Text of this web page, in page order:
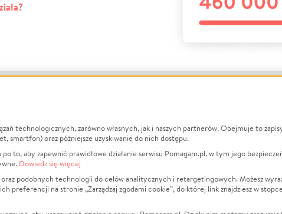
to działa?
Prywatności
O nas
Opinie
Raporty
Za darmo
Zbieraj
Leczenie
Zwierzęta
Pożar
technologicznych, zarówno własnych, jak i naszych partnerów. Obejmuje to
smartfon) oraz późniejsze uzyskiwanie do nich dostępu.
to, aby zapewnić prawidłowe działanie serwisu Pomagam.pl, w tym jego
Dowiedz się więcej
oraz podobnych technologii do celów analitycznych i retargetingowych. Możesz
preferencji na stronie „Zarządzaj zgodami cookie”, do której link znajdziesz w